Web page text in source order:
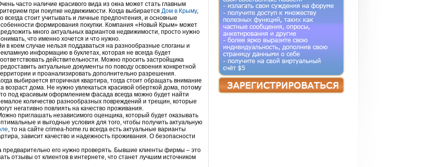
часто наличие красивого вида из окна может стать главным
при покупке недвижимости. Когда выбирается Дом в Крыму,
всегда стоит учитывать и личные предпочтения, и основные
формирования покупки. Компания «Новый Крым» может
много актуальных вариантов недвижимости, просто нужно
что именно хочется и что нужно.
в коем случае нельзя поддаваться на разнообразные слоганы и
информацию в буклетах, которая не всегда будет
действительности. Можно просить застройщика
актуальные документы по поводу освоения конкретной
и проанализировать дополнительно разрешения.
выбирается вторичная квартира, тогда стоит обращать внимание
возраст дома. Не нужно увлекаться красивой оберткой дома, потому
под красивым оформлением фасада всегда можно будет найти
количество разнообразных повреждений и трещин, которые
негативно повлиять на качество проживания.
приглашать независимого оценщика, который будет оказывать
и выгодные условия для того, чтобы получить актуальную
, то на сайте crimea-home.ru всегда есть актуальные варианты
зависит качество и надежность проживания. О безопасности
предварительно его нужно проверять. Бывшие клиенты фирмы – это
отзывы от клиентов в интернете, что станет лучшим источником